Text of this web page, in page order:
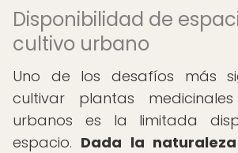
Disponibilidad de
cultivo urbano
Uno de los desafíos más
cultivar plantas
urbanos es la limitada
espacio. Dada la